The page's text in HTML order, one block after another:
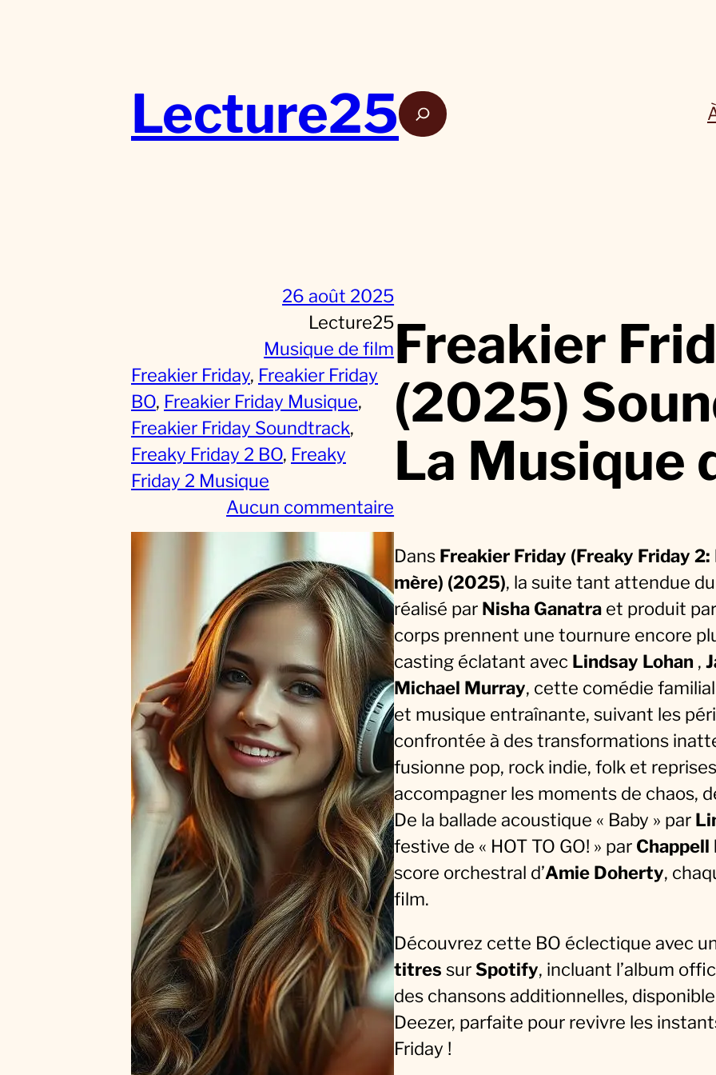
Lecture25Rech
26 août 2025
Lecture25
Musique de film
Freakier Friday, Freakier Friday
BO, Freakier Friday Musique
Freakier Friday Soundtrack
Freaky Friday 2 BO, Freaky
Friday 2 Musique
Aucun commentaire
u
r
F
r
e
a
k
i
e
r
F
r
i
d
a
y
(
2
0
2
5
Freakier
(2025)
La Musique
Dans Freakier Friday (Freaky Friday 2:
mère) (2025), la suite tant attendue
réalisé par Nisha Ganatra et produit
corps prennent une tournure encore
casting éclatant avec Lindsay Lohan ,
Michael Murray, cette comédie
et musique entraînante, suivant les
confrontée à des transformations
fusionne pop, rock indie, folk et
accompagner les moments de chaos,
De la ballade acoustique « Baby » par
festive de « HOT TO GO! » par Chappell
score orchestral d’Amie Doherty,
film.
Découvrez cette BO éclectique avec
titres surSpotify, incluant l’album
des chansons additionnelles,
Deezer, parfaite pour revivre les
Friday !